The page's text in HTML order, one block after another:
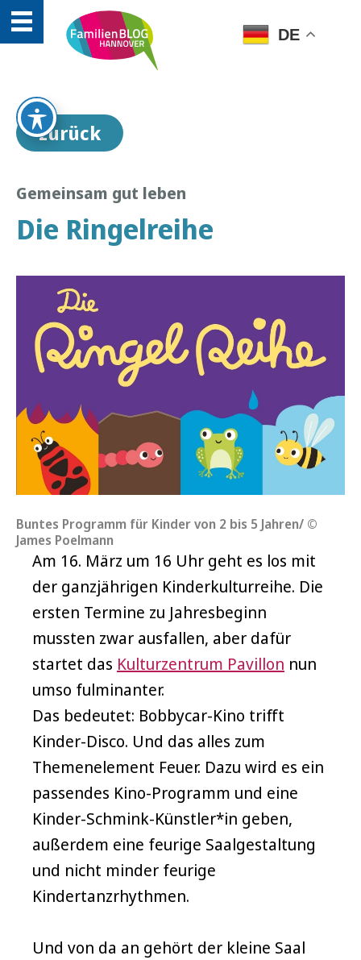
DE
zurück
Gemeinsam gut leben
Die Ringelreihe
Buntes Programm für Kinder von 2 bis 5 Jahren/ ©
James Poelmann
Am 16. März um 16 Uhr geht es los mit
der ganzjährigen Kinderkulturreihe. Die
ersten Termine zu Jahresbeginn
mussten zwar ausfallen, aber dafür
startet das Kulturzentrum Pavillon nun
umso fulminanter.
Das bedeutet: Bobbycar-Kino trifft
Kinder-Disco. Und das alles zum
Themenelement Feuer. Dazu wird es ein
passendes Kino-Programm und eine
Kinder-Schmink-Künstler*in geben,
außerdem eine feurige Saalgestaltung
und nicht minder feurige
Kindertanzrhythmen.
Und von da an gehört der kleine Saal